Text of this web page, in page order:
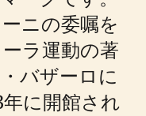
ニの委嘱を
ラ運動の著
バザーロに
に開館され